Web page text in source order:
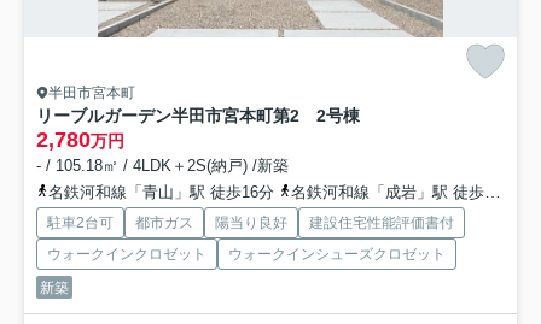
半田市宮本町
リーブルガーデン半田市宮本町第2 2号棟
2,780万円
- / 105.18㎡ / 4LDK＋2S(納戸) /新築
名鉄河和線「青山」駅 徒歩16分
名鉄河和線「成岩」駅 徒歩19分
駐車2台可 都市ガス 陽当り良好
建設住宅性能評価書付
ウォークインクロゼット
ウォークインシューズクロゼット
新築